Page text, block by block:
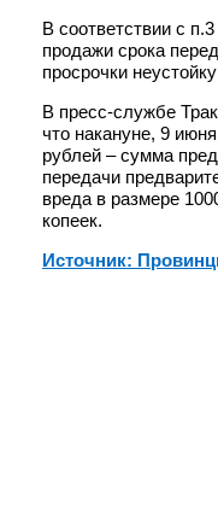
В соответствии с
продажи срока
просрочки
В пресс-службе
что накануне, 9
рублей – сумма
передачи
вреда в размере
копеек.
Источник: